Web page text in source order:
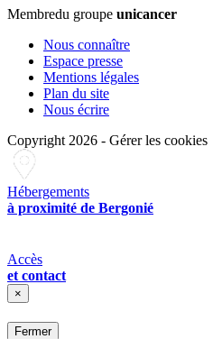
Membredu groupe unicancer
Nous connaître
Espace presse
Mentions légales
Plan du site
Nous écrire
Copyright 2026 - Gérer les cookies
Hébergements
à proximité de Bergonié
Accès
et contact
×
Fermer